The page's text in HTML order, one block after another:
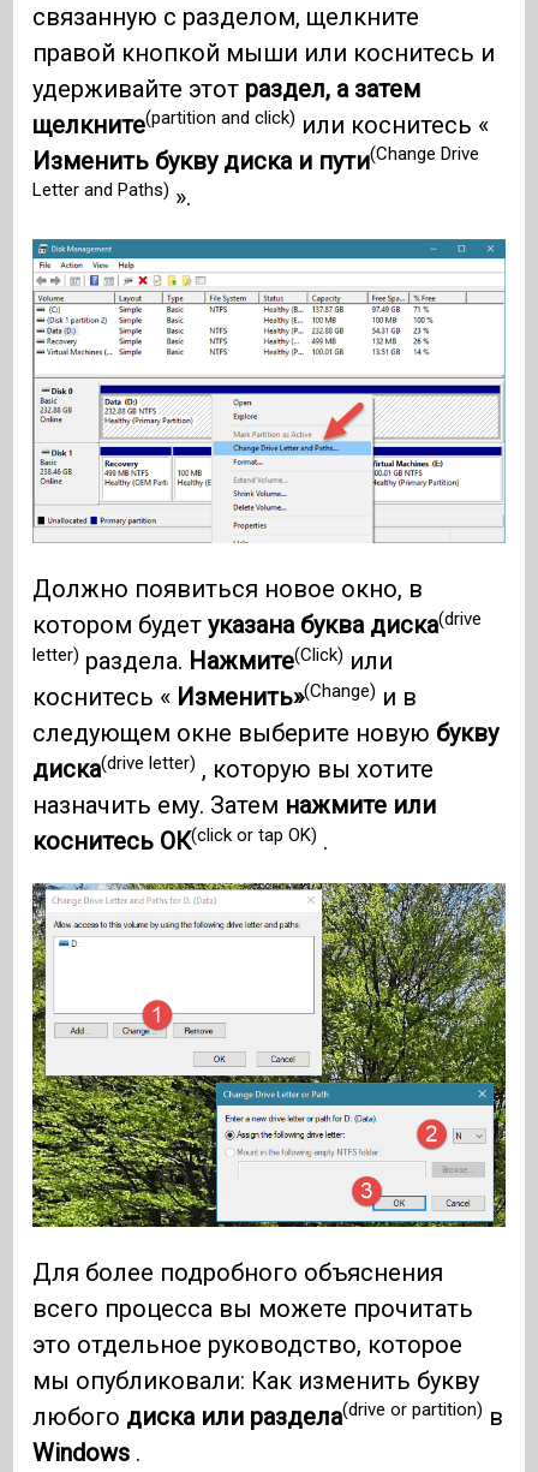
связанную с разделом, щелкните
правой кнопкой мыши или коснитесь и
удерживайте этот раздел, а затем
щелкните(partition and click) или коснитесь «
Изменить букву диска и пути(Change Drive
Letter and Paths) ».
Должно появиться новое окно, в
котором будетуказана буква диска(drive
letter) раздела. Нажмите(Click) или
коснитесь « Изменить»(Change) и в
следующем окне выберите новую букву
диска(drive letter) , которую вы хотите
назначить ему. Затем нажмите или
коснитесь ОК(click or tap OK) .
Для более подробного объяснения
всего процесса вы можете прочитать
это отдельное руководство, которое
мы опубликовали: Как изменить букву
любого диска или раздела(drive or partition) в
Windows .